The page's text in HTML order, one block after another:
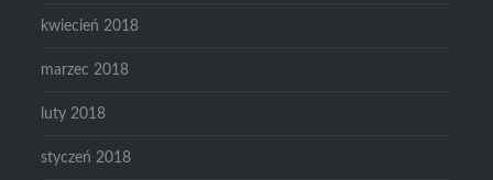
kwiecień 2018
marzec 2018
luty 2018
styczeń 2018